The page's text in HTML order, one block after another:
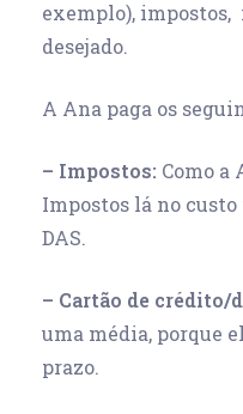
exemplo),
desejado.
A Ana paga os
– Impostos: Como a
Impostos lá no
DAS.
– Cartão de crédito/
uma média, porque
prazo.